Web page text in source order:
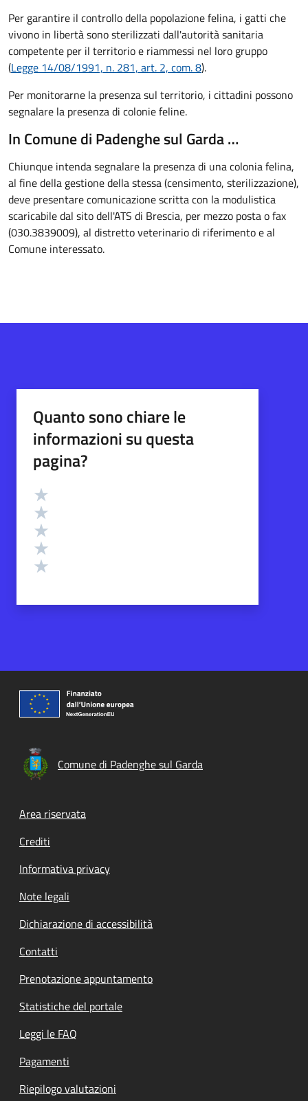
Per garantire il controllo della popolazione felina, i gatti che
vivono in libertà sono sterilizzati dall'autorità sanitaria
competente per il territorio e riammessi nel loro gruppo
(Legge 14/08/1991, n. 281, art. 2, com. 8).
Per monitorarne la presenza sul territorio, i cittadini possono
segnalare la presenza di colonie feline.
In Comune di Padenghe sul Garda …
Chiunque intenda segnalare la presenza di una colonia felina,
al fine della gestione della stessa (censimento, sterilizzazione),
deve presentare comunicazione scritta con la modulistica
scaricabile dal sito dell'ATS di Brescia, per mezzo posta o fax
(030.3839009), al distretto veterinario di riferimento e al
Comune interessato.
Quanto sono chiare le
informazioni su questa
pagina?
Valutazione
Comune di Padenghe sul Garda
Footer menu
Area riservata
Crediti
Informativa privacy
Note legali
Dichiarazione di accessibilità
Contatti
Prenotazione appuntamento
Statistiche del portale
Leggi le FAQ
Pagamenti
Riepilogo valutazioni